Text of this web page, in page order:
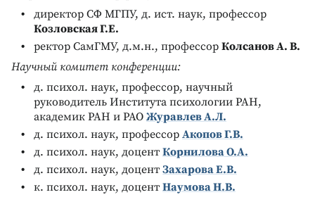
директор СФ МГПУ, д. ист. наук, профессор
Козловская Г.Е.
ректор СамГМУ, д.м.н., профессор Колсанов А. В.
Научный комитет конференции:
д. психол. наук, профессор, научный
руководитель Института психологии РАН,
академик РАН и РАО Журавлев А.Л.
д. психол. наук, профессор Акопов Г.В.
д. психол. наук, доцент Корнилова О.А.
д. психол. наук, доцент Захарова Е.В.
к. психол. наук, доцент Наумова Н.В.